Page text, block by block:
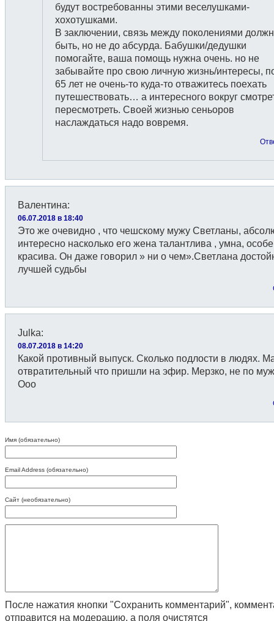
будут востребованны этими веселушками-
хохотушками.
В заключении, связь между поколениями
быть, но не до абсурда. Бабушки/дедушки
помогайте, ваша помощь нужна очень. но не
забывайте про свою личную жизнь/интересы,
65 лет не очень-то куда-то отважитесь поехать
путешествовать… а интересного вокруг
пересмотреть. Своей жизнью сеньоров
наслаждаться надо вовремя.
Валентина:
06.07.2018 в 18:40
Это же очевидно , что чешскому мужу Светланы,
интересно насколько его жена талантлива , умна,
красива. Он даже говорил » ни о чем».Светлана
лучшей судьбы
Julka:
08.07.2018 в 14:20
Какой противный выпуск. Сколько подлости в людях.
отвратительный что пришли на эфир. Мерзко, не по
Ооо
Имя (обязательно)
Email Address (обязательно)
Сайт (необязательно)
После нажатия кнопки "Сохранить комментарий",
отправится на модерацию, а поля очистятся